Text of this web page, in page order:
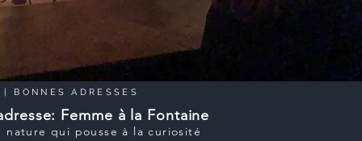
BONNES ADRESSES
Femme à la Fontaine
nature qui pousse à la curiosité